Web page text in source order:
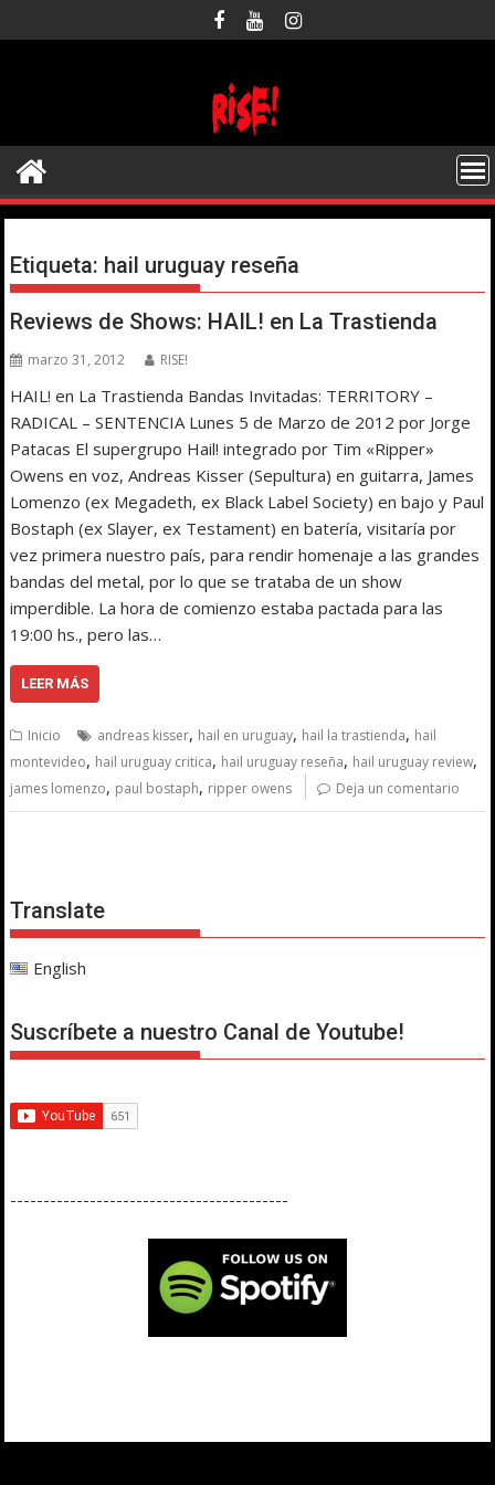
al
Etiqueta: hail uruguay reseña
Reviews de Shows: HAIL! en La Trastienda
marzo 31, 2012 RISE!
HAIL! en La Trastienda Bandas Invitadas: TERRITORY –
RADICAL – SENTENCIA Lunes 5 de Marzo de 2012 por Jorge
Patacas El supergrupo Hail! integrado por Tim «Ripper»
Owens en voz, Andreas Kisser (Sepultura) en guitarra, James
Lomenzo (ex Megadeth, ex Black Label Society) en bajo y Paul
Bostaph (ex Slayer, ex Testament) en batería, visitaría por
vez primera nuestro país, para rendir homenaje a las grandes
bandas del metal, por lo que se trataba de un show
imperdible. La hora de comienzo estaba pactada para las
19:00 hs., pero las…
LEER MÁS
Inicio andreas kisser, hail en uruguay, hail la trastienda, hail
montevideo, hail uruguay critica, hail uruguay reseña, hail uruguay review,
james lomenzo, paul bostaph, ripper owens Deja un comentario
Translate
English
Suscríbete a nuestro Canal de Youtube!
------------------------------------------